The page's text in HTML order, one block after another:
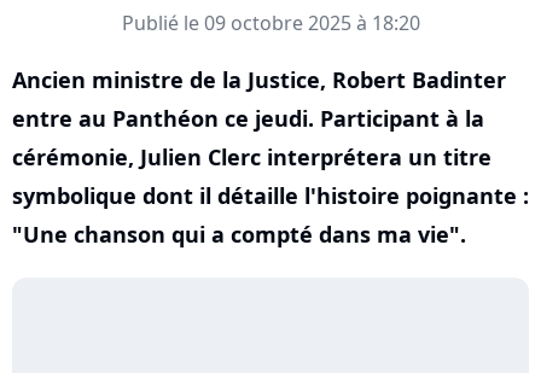
Publié le 09 octobre 2025 à 18:20
Ancien ministre de la Justice, Robert Badinter
entre au Panthéon ce jeudi. Participant à la
cérémonie, Julien Clerc interprétera un titre
symbolique dont il détaille l'histoire poignante :
"Une chanson qui a compté dans ma vie".